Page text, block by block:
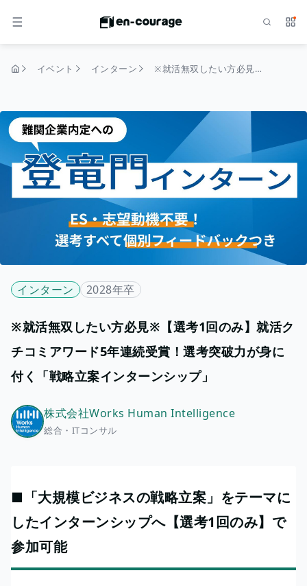
メニュー サ
イベント インターン ※就活無双したい方必見※【選考1回のみ】就活クチコミアワード5年連続受賞！選考突破力が身に付く「戦略立案インターンシップ」
インターン 2028年卒
※就活無双したい方必見※【選考1回のみ】就活ク
チコミアワード5年連続受賞！選考突破力が身に
付く「戦略立案インターンシップ」
株式会社Works Human Intelligence
総合・ITコンサル
■「大規模ビジネスの戦略立案」をテーマに
したインターンシップへ【選考1回のみ】で
参加可能